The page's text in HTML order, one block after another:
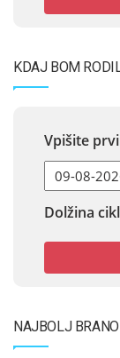
KDAJ BOM
Vpišite
Dolžina
NAJBOLJ BRANO